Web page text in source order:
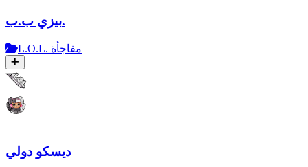
بيزي ب.ب.
L.O.L. مفاجأة
ديسكو دولي